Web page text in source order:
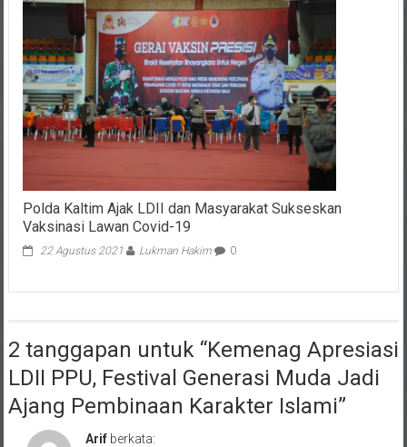
Polda Kaltim Ajak LDII dan Masyarakat Sukseskan
Vaksinasi Lawan Covid-19
22 Agustus 2021 Lukman Hakim 0
2 tanggapan untuk “Kemenag Apresiasi
LDII PPU, Festival Generasi Muda Jadi
Ajang Pembinaan Karakter Islami”
Arif berkata: